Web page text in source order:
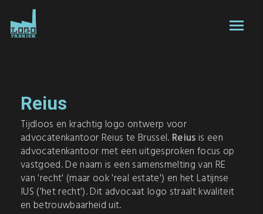
Reius
Tijdloos en krachtig logo ontwerp voor
advocatenkantoor Reius te Brussel. Reiusis een
advocatenkantoor met een uitgesproken focus op
vastgoed. De naam is een samensmelting van RE
van 'recht' (maar ook 'real estate') en het Latijnse
IUS ('het recht'). Dit advocaat logo straalt kwaliteit
en betrouwbaarheid uit.